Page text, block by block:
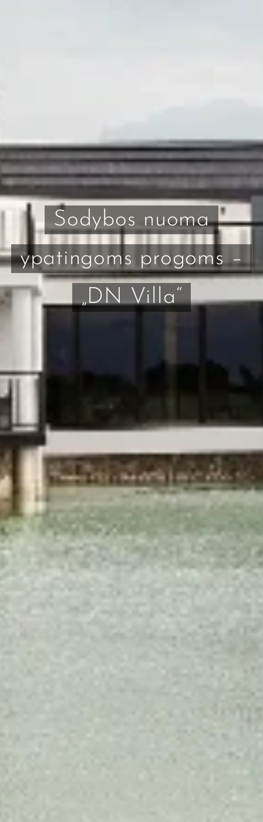
Sodybos nuoma
ypatingoms progoms –
„DN Villa“